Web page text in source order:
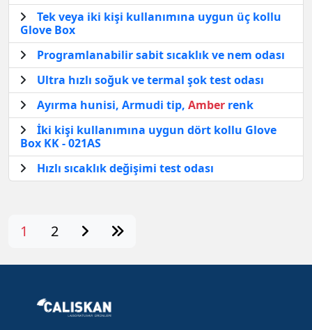
Tek veya iki kişi kullanımına uygun üç kollu
Glove Box
Programlanabilir sabit sıcaklık ve nem odası
Ultra hızlı soğuk ve termal şok test odası
Ayırma hunisi, Armudi tip, Amber renk
İki kişi kullanımına uygun dört kollu Glove
Box KK - 021AS
Hızlı sıcaklık değişimi test odası
1 2